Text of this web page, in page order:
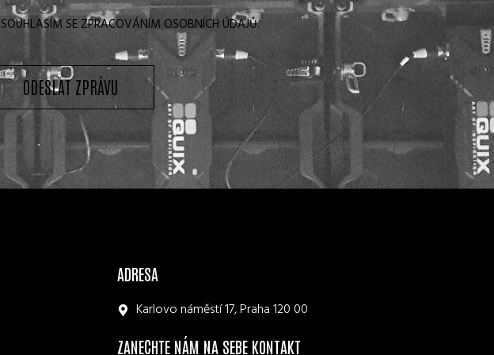
SOUHLASÍM SE ZPRACOVÁNÍM OSOBNÍCH ÚDAJŮ.
ODESLAT ZPRÁVU
ADRESA
Karlovo náměstí 17, Praha 120 00
ZANECHTE NÁM NA SEBE KONTAKT